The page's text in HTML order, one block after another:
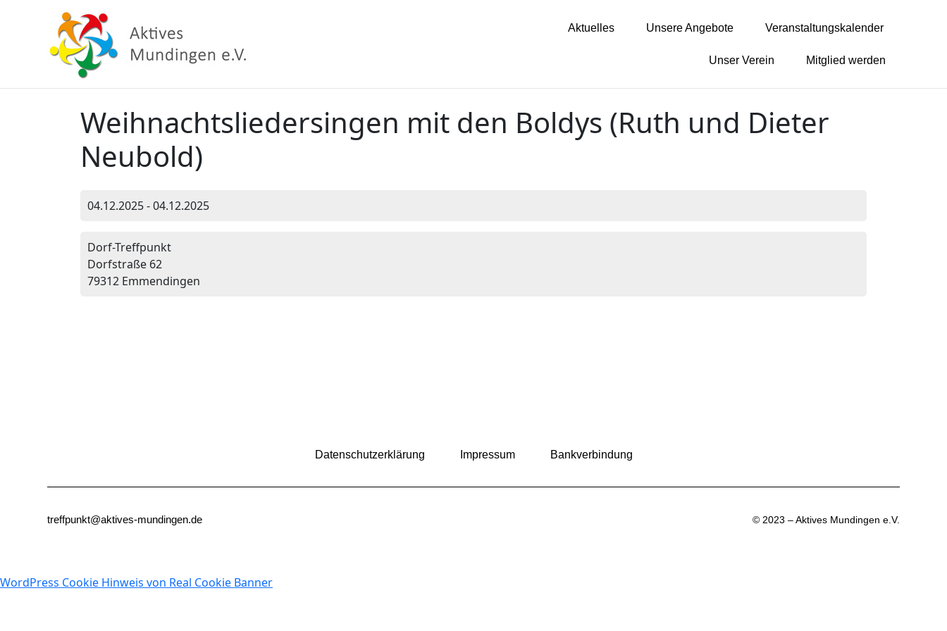
Aktuelles Unsere Angebote Veranstaltungskalender
Unser Verein Mitglied werden
Weihnachtsliedersingen mit den Boldys (Ruth und Dieter
Neubold)
04.12.2025 - 04.12.2025
Dorf-Treffpunkt
Dorfstraße 62
79312 Emmendingen
Datenschutzerklärung Impressum Bankverbindung
treffpunkt@aktives-mundingen.de © 2023 – Aktives Mundingen e.V.
WordPress Cookie Hinweis von Real Cookie Banner